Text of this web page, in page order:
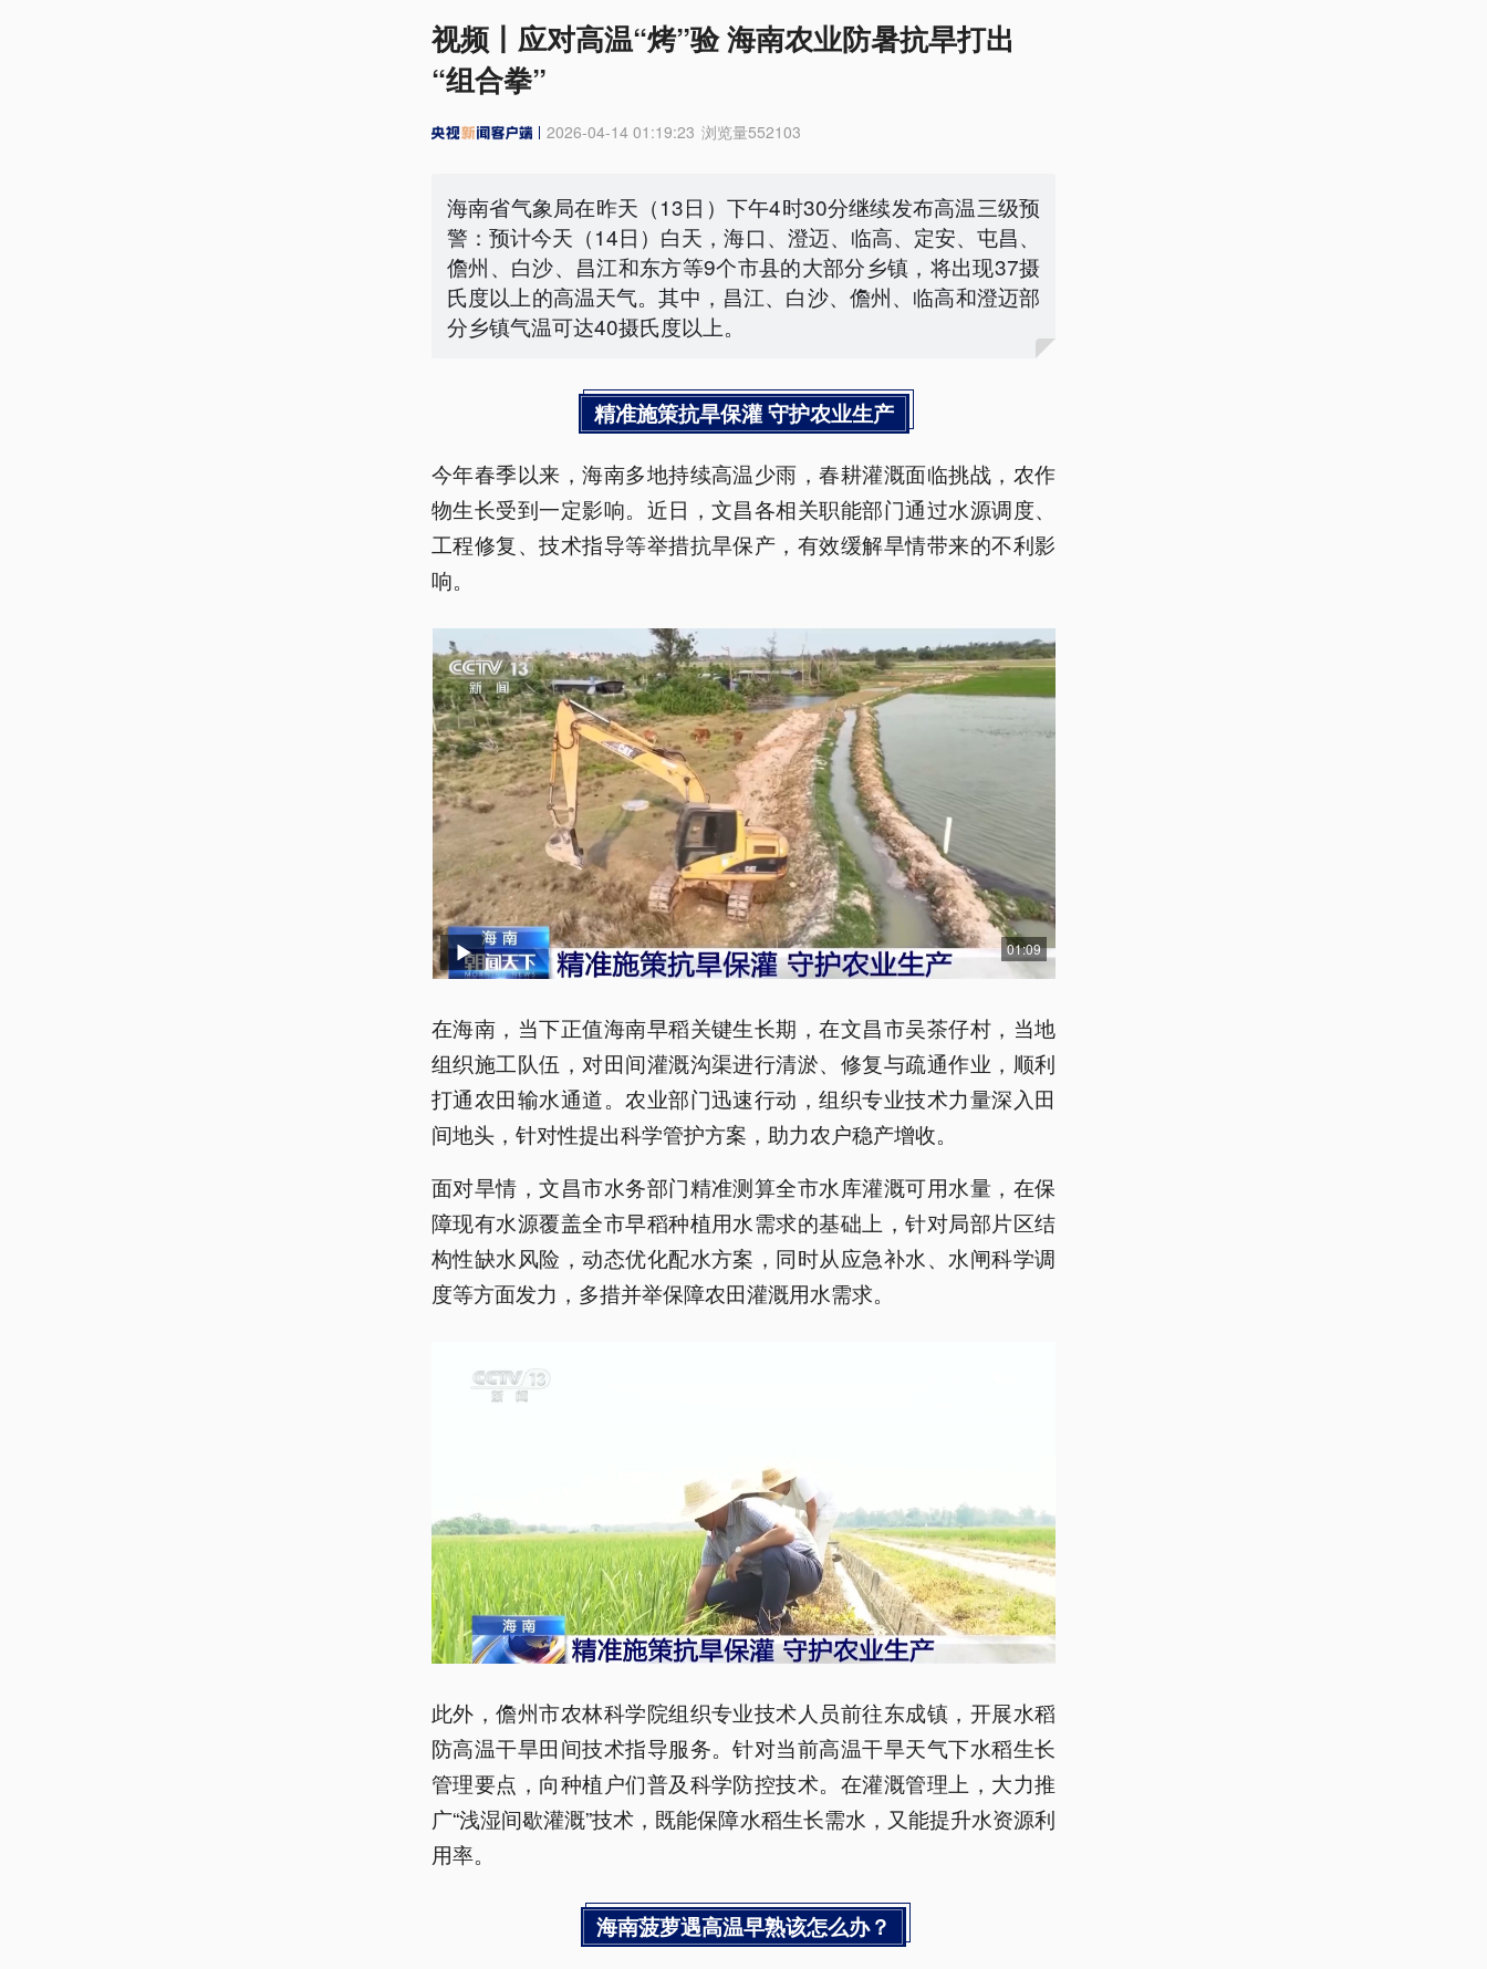
视频丨应对高温“烤”验 海南农业防暑抗旱打出
“组合拳”
2026-04-14 01:19:23 浏览量552103
海南省气象局在昨天（13日）下午4时30分继续发布高温三级预
警：预计今天（14日）白天，海口、澄迈、临高、定安、屯昌、
儋州、白沙、昌江和东方等9个市县的大部分乡镇，将出现37摄
氏度以上的高温天气。其中，昌江、白沙、儋州、临高和澄迈部
分乡镇气温可达40摄氏度以上。
精准施策抗旱保灌 守护农业生产
今年春季以来，海南多地持续高温少雨，春耕灌溉面临挑战，农作
物生长受到一定影响。近日，文昌各相关职能部门通过水源调度、
工程修复、技术指导等举措抗旱保产，有效缓解旱情带来的不利影
响。
01:09
在海南，当下正值海南早稻关键生长期，在文昌市吴茶仔村，当地
组织施工队伍，对田间灌溉沟渠进行清淤、修复与疏通作业，顺利
打通农田输水通道。农业部门迅速行动，组织专业技术力量深入田
间地头，针对性提出科学管护方案，助力农户稳产增收。
面对旱情，文昌市水务部门精准测算全市水库灌溉可用水量，在保
障现有水源覆盖全市早稻种植用水需求的基础上，针对局部片区结
构性缺水风险，动态优化配水方案，同时从应急补水、水闸科学调
度等方面发力，多措并举保障农田灌溉用水需求。
此外，儋州市农林科学院组织专业技术人员前往东成镇，开展水稻
防高温干旱田间技术指导服务。针对当前高温干旱天气下水稻生长
管理要点，向种植户们普及科学防控技术。在灌溉管理上，大力推
广“浅湿间歇灌溉”技术，既能保障水稻生长需水，又能提升水资源利
用率。
海南菠萝遇高温早熟该怎么办？